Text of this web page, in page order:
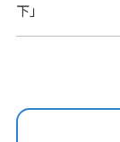
下」